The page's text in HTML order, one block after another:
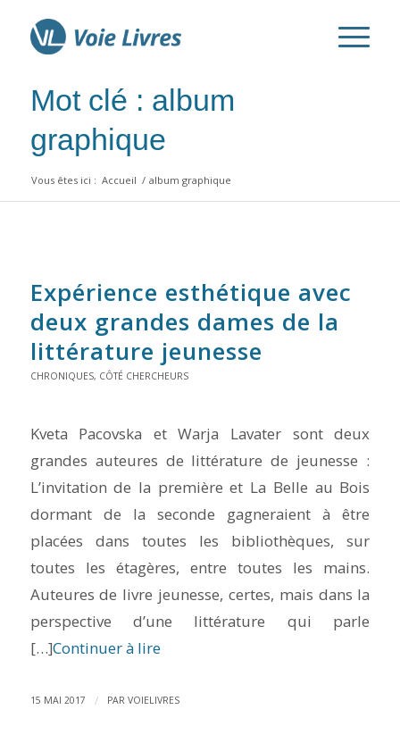
Mot clé : album
graphique
Vous êtes ici : Accueil / album graphique
Expérience esthétique avec
deux grandes dames de la
littérature jeunesse
CHRONIQUES, CÔTÉ CHERCHEURS
Kveta Pacovska et Warja Lavater sont deux
grandes auteures de littérature de jeunesse :
L’invitation de la première et La Belle au Bois
dormant de la seconde gagneraient à être
placées dans toutes les bibliothèques, sur
toutes les étagères, entre toutes les mains.
Auteures de livre jeunesse, certes, mais dans la
perspective d’une littérature qui parle
[…]Continuer à lire
15 MAI 2017 / PAR VOIELIVRES